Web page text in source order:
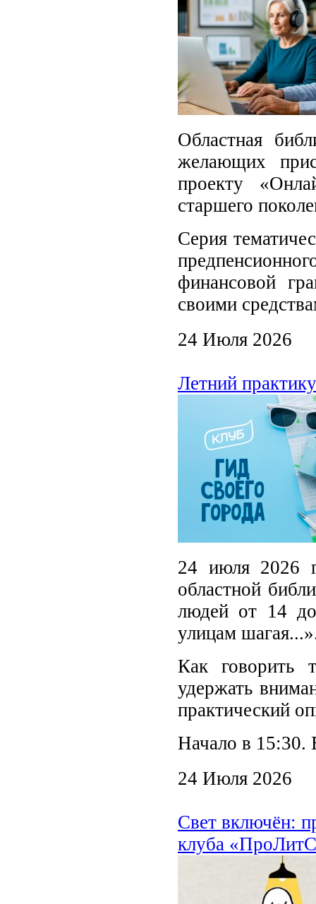
Областная
желающих
проекту
старшего
Серия
финансовой
своими
24 Июля 2026
Летний
24 июля 2026
областной
людей от 14
улицам
Как говорить
удержать
практический
Начало в 15:30.
24 Июля 2026
Свет включён:
клуба